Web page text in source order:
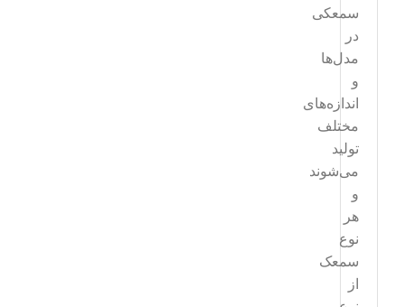
سمعکی
در
مدل‌ها
و
اندازه‌های
مختلف
تولید
می‌شوند
و
هر
نوع
سمعک
از